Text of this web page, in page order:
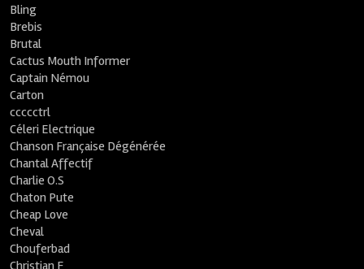
Bling
Brebis
Brutal
Cactus Mouth Informer
Captain Némou
Carton
ccccctrl
Céleri Electrique
Chanson Française Dégénérée
Chantal Affectif
Charlie O.S
Chaton Pute
Cheap Love
Cheval
Chouferbad
Christian F